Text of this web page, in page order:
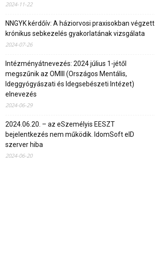
2024-11-22
NNGYK kérdőív: A háziorvosi praxisokban végzett
krónikus sebkezelés gyakorlatának vizsgálata
2024-07-26
Intézményátnevezés: 2024 július 1-jétől
megszűnik az OMIII (Országos Mentális,
Ideggyógyászati és Idegsebészeti Intézet)
elnevezés
2024-06-29
2024.06.20. – az eSzemélyis EESZT
bejelentkezés nem működik. IdomSoft eID
szerver hiba
2024-06-20